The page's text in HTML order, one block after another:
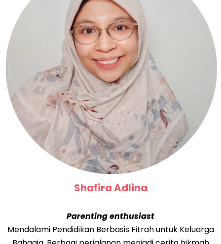
Shafira Adlina
Parenting enthusiast
Mendalami Pendidikan Berbasis Fitrah untuk Keluarga